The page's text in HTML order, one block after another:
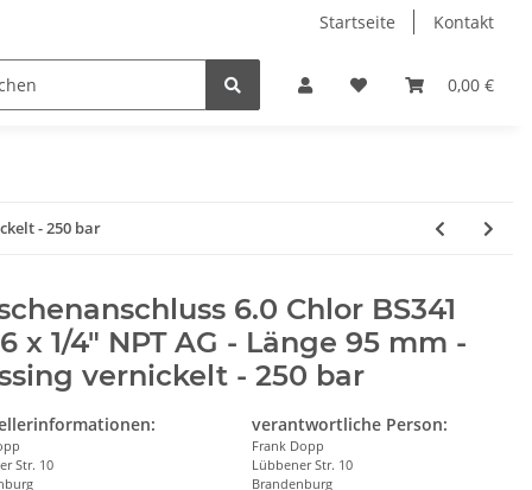
Startseite Kontakt
0,00 €
- 250 bar
6.0 Chlor BS341
x 1/4" NPT AG - Länge 95 mm -
vernickelt - 250 bar
Str. 10
verantwortliche Person:
Frank Dopp
Lübbener Str. 10
Brandenburg